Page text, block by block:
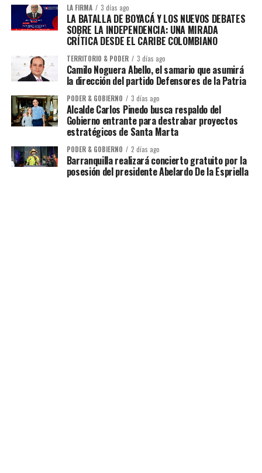
LA FIRMA 3 días ago
LA BATALLA DE BOYACÁ Y LOS NUEVOS DEBATES
SOBRE LA INDEPENDENCIA: UNA MIRADA
CRÍTICA DESDE EL CARIBE COLOMBIANO
TERRITORIO & PODER 3 días ago
Camilo Noguera Abello, el samario que asumirá
la dirección del partido Defensores de la Patria
PODER & GOBIERNO 3 días ago
Alcalde Carlos Pinedo busca respaldo del
Gobierno entrante para destrabar proyectos
estratégicos de Santa Marta
PODER & GOBIERNO 2 días ago
Barranquilla realizará concierto gratuito por la
posesión del presidente Abelardo De la Espriella